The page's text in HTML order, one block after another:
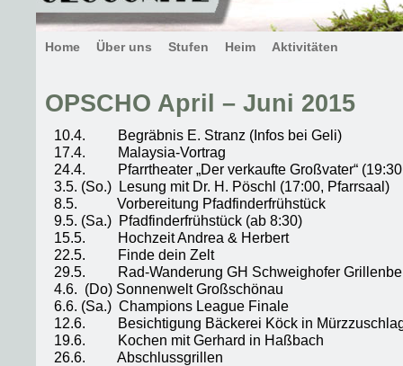
Home Über uns Stufen Heim Aktivitäten
OPSCHO April – Juni 2015
10.4. Begräbnis E. Stranz (Infos bei Geli)
17.4. Malaysia-Vortrag
24.4. Pfarrtheater „Der verkaufte Großvater“
3.5. (So.) Lesung mit Dr. H. Pöschl (17:00, Pfarrsaal)
8.5. Vorbereitung Pfadfinderfrühstück
9.5. (Sa.) Pfadfinderfrühstück (ab 8:30)
15.5. Hochzeit Andrea & Herbert
22.5. Finde dein Zelt
29.5. Rad-Wanderung GH Schweighofer
4.6. (Do) Sonnenwelt Großschönau
6.6. (Sa.) Champions League Finale
12.6. Besichtigung Bäckerei Köck in
19.6. Kochen mit Gerhard in Haßbach
26.6. Abschlussgrillen